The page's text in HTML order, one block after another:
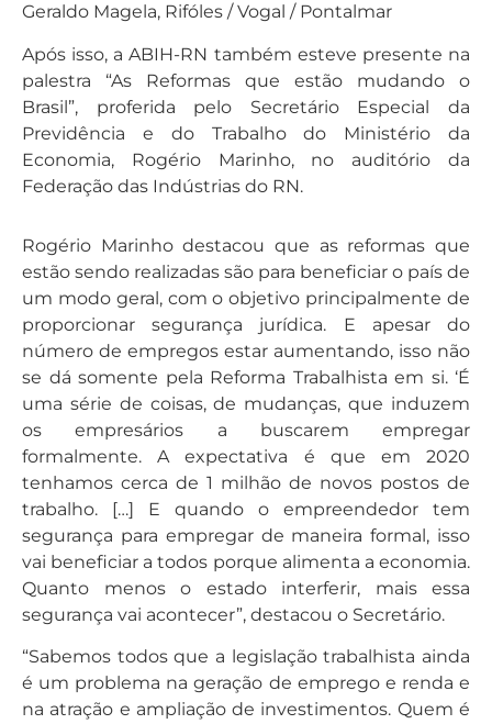
Geraldo Magela, Rifóles / Vogal / Pontalmar
Após isso, a ABIH-RN também esteve presente na
palestra “As Reformas que estão mudando o
Brasil”, proferida pelo Secretário Especial da
Previdência e do Trabalho do Ministério da
Economia, Rogério Marinho, no auditório da
Federação das Indústrias do RN.
Rogério Marinho destacou que as reformas que
estão sendo realizadas são para beneficiar o país de
um modo geral, com o objetivo principalmente de
proporcionar segurança jurídica. E apesar do
número de empregos estar aumentando, isso não
se dá somente pela Reforma Trabalhista em si. ‘É
uma série de coisas, de mudanças, que induzem
os empresários a buscarem empregar
formalmente. A expectativa é que em 2020
tenhamos cerca de 1 milhão de novos postos de
trabalho. […] E quando o empreendedor tem
segurança para empregar de maneira formal, isso
vai beneficiar a todos porque alimenta a economia.
Quanto menos o estado interferir, mais essa
segurança vai acontecer”, destacou o Secretário.
“Sabemos todos que a legislação trabalhista ainda
é um problema na geração de emprego e renda e
na atração e ampliação de investimentos. Quem é